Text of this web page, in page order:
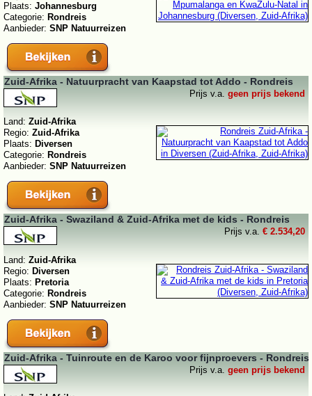
Plaats: Johannesburg
Categorie: Rondreis
Aanbieder: SNP Natuurreizen
Zuid-Afrika - Natuurpracht van Kaapstad tot Addo - Rondreis
Prijs v.a. geen prijs bekend
Land: Zuid-Afrika
Regio: Zuid-Afrika
Plaats: Diversen
Categorie: Rondreis
Aanbieder: SNP Natuurreizen
Zuid-Afrika - Swaziland & Zuid-Afrika met de kids - Rondreis
Prijs v.a. € 2.534,20
Land: Zuid-Afrika
Regio: Diversen
Plaats: Pretoria
Categorie: Rondreis
Aanbieder: SNP Natuurreizen
Zuid-Afrika - Tuinroute en de Karoo voor fijnproevers - Rondreis
Prijs v.a. geen prijs bekend